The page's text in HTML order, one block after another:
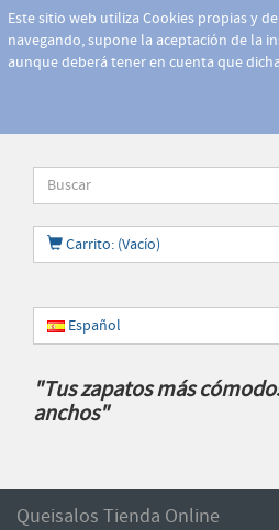
Este sitio web utiliza Cookies propias y
navegando, supone la aceptación de la
aunque deberá tener en cuenta que
Carrito: (Vacío)
Español
"Tus zapatos más
anchos"
Queisalos Tienda Online